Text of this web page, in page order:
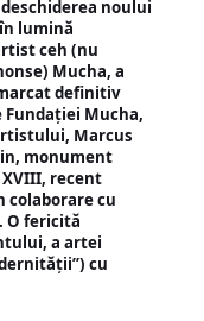
noului
lumină
ceh (nu
Mucha, a
definitiv
Mucha,
Marcus
monument
recent
colaborare cu
O fericită
a artei
cu